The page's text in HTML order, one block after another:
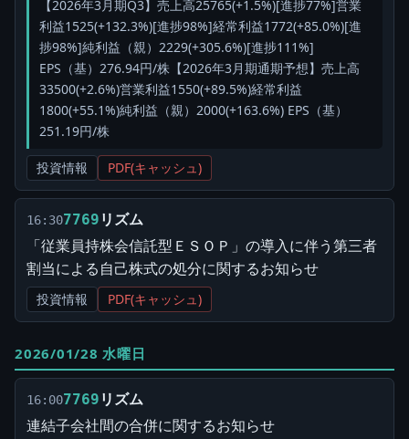
【2026年3月期Q3】売上高25765(+1.5%)[進捗77%]営業
利益1525(+132.3%)[進捗98%]経常利益1772(+85.0%)[進
捗98%]純利益（親）2229(+305.6%)[進捗111%]
EPS（基）276.94円/株【2026年3月期通期予想】売上高
33500(+2.6%)営業利益1550(+89.5%)経常利益
1800(+55.1%)純利益（親）2000(+163.6%) EPS（基）
251.19円/株
投資情報 PDF(キャッシュ)
16:307769 リズム
「従業員持株会信託型ＥＳＯＰ」の導入に伴う第三者
割当による自己株式の処分に関するお知らせ
投資情報 PDF(キャッシュ)
2026/01/28 水曜日
16:007769 リズム
連結子会社間の合併に関するお知らせ